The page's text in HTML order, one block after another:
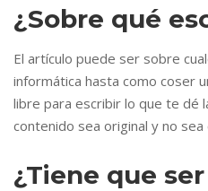
¿Sobre qué
El artículo puede ser sobre
informática hasta como coser
libre para escribir lo que te dé
contenido sea original y no
¿Tiene que